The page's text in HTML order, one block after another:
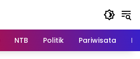
NTB Politik Pariwisata